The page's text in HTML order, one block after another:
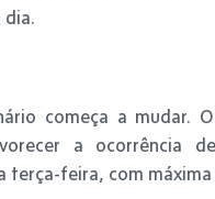
dia.
começa a mudar.
a ocorrência
terça-feira, com máxima